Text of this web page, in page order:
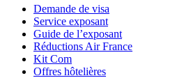
Demande de visa
Service exposant
Guide de l’exposant
Réductions Air France
Kit Com
Offres hôtelières